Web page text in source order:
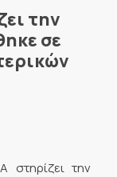
την
σε
στηρίζει την